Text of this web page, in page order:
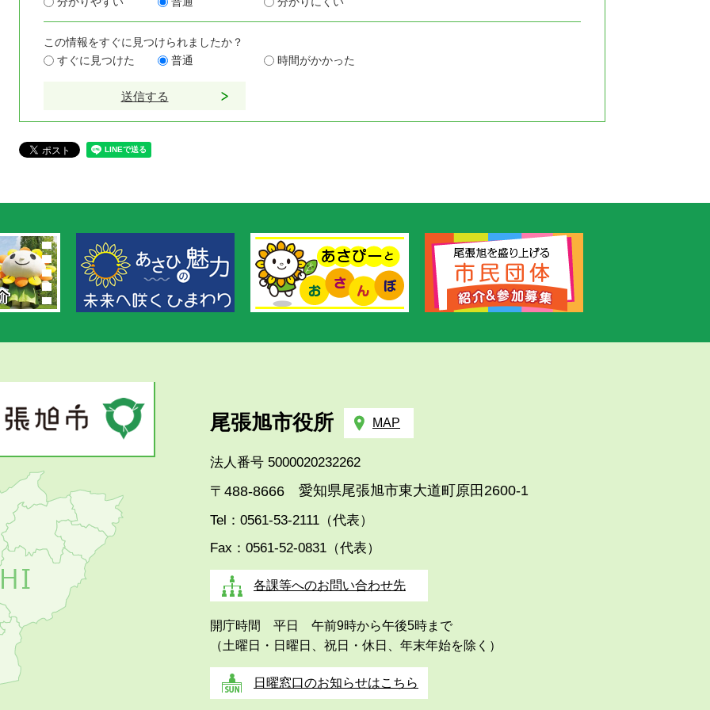
この情報をすぐに見つけられましたか？
すぐに見つけた
普通 時間がかかった
尾張旭市役所 MAP
法人番号 5000020232262
〒488-8666 愛知県尾張旭市東大道町原田2600-1
Tel：0561-53-2111（代表）
Fax：0561-52-0831（代表）
各課等へのお問い合わせ先
開庁時間 平日 午前9時から午後5時まで
（土曜日・日曜日、祝日・休日、年末年始を除く）
日曜窓口のお知らせはこちら